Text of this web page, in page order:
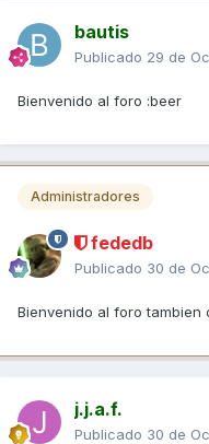
bautis
Publicado 29 de
Bienvenido al foro :beer
Administradores
fededb
Publicado 30 de
Bienvenido al foro tambien
j.j.a.f.
Publicado 30 de